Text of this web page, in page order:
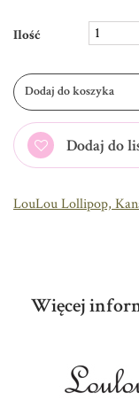
Ilość
Dodaj do koszyka
Dodaj do
LouLou Lollipop,
Więcej